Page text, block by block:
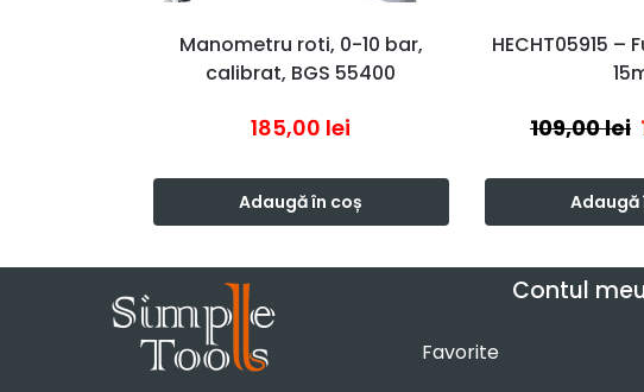
Manometru roti, 0-10 bar,
calibrat, BGS 55400
185,00 lei
Adaugă în coș
HECHT05915 –
109,00lei
Adaugă
Contul
Favorite